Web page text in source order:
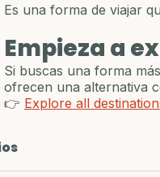
Es una forma de viajar
Empieza a
Si buscas una forma
ofrecen una alternativa
👉 Explore all